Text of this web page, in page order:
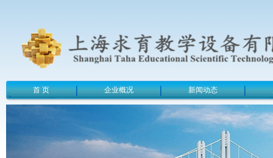
首 页 企业概况 新闻动态